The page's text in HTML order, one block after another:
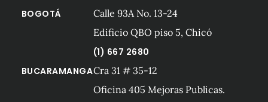
BOGOTÁ
Calle 93A No. 13-24
Edificio QBO piso 5, Chicó
(1) 667 2680
BUCARAMANGACra 31 # 35-12
Oficina 405 Mejoras Publicas.